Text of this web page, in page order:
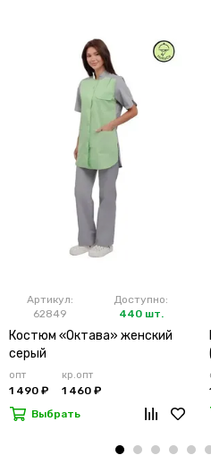
Артикул:
62849
Доступно:
440 шт.
Костюм «Октава» женский
серый
опт
1 490 ₽
кр.опт
1 460 ₽
Выбрать